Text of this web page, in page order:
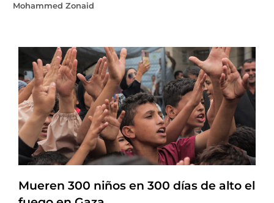
Mohammed Zonaid
Mueren 300 niños en 300 días de alto el